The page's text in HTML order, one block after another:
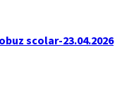
scolar-23.04.2026